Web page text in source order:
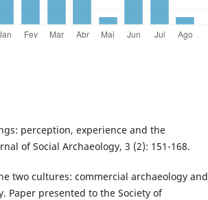
perception, experience and the
of Social Archaeology, 3 (2): 151-168.
two cultures: commercial archaeology and
Paper presented to the Society of